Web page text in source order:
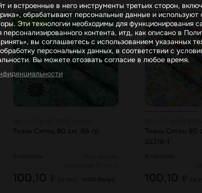
Новинка
В наличии В наличии
и встроенные в него инструменты третьих сторон,
обрабатывают персональные данные и используют
Эти технологии необходимы для функционирования
персонализированного контента, итд, как описано в
вы соглашаетесь с использованием указанных
персональных данных, в соответствии с
Вы можете отозвать согласие в любое время.